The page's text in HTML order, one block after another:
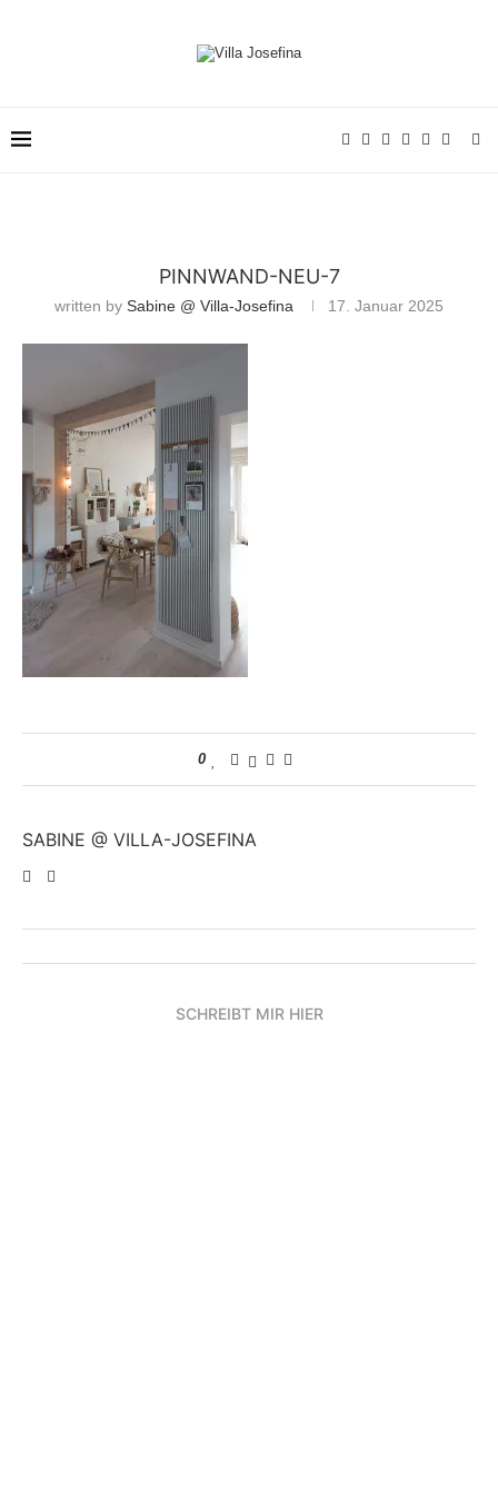
PINNWAND-NEU-7
written by Sabine @ Villa-Josefina 17. Januar 2025
0
SABINE @ VILLA-JOSEFINA
SCHREIBT MIR HIER